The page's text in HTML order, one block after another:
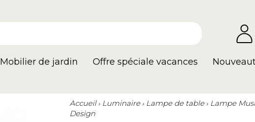
Mobilier de jardin Offre spéciale vacances
Accueil Luminaire Lampe de table
Lampe
Design